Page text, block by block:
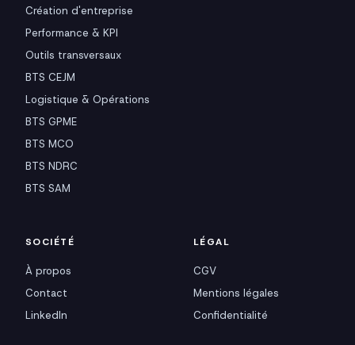
Création d'entreprise
Performance & KPI
Outils transversaux
BTS CEJM
Logistique & Opérations
BTS GPME
BTS MCO
BTS NDRC
BTS SAM
SOCIÉTÉ
À propos
Contact
LinkedIn
LÉGAL
CGV
Mentions légales
Confidentialité